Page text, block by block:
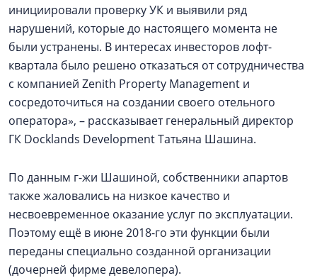
инициировали проверку УК и выявили ряд
нарушений, которые до настоящего момента не
были устранены. В интересах инвесторов лофт-
квартала было решено отказаться от сотрудничества
с компанией Zenith Property Management и
сосредоточиться на создании своего отельного
оператора», – рассказывает генеральный директор
ГК Docklands Development Татьяна Шашина.
По данным г-жи Шашиной, собственники апартов
также жаловались на низкое качество и
несвоевременное оказание услуг по эксплуатации.
Поэтому ещё в июне 2018-го эти функции были
переданы специально созданной организации
(дочерней фирме девелопера).